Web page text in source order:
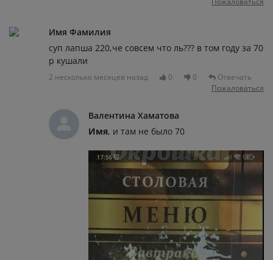
Имя Фамилия
суп лапша 220,че совсем что ль??? в том году за 70
р кушали
2 несколько месяцев назад 0 0
Отвечать
Пожаловаться
Валентина Хаматова
Имя, и там не было 70